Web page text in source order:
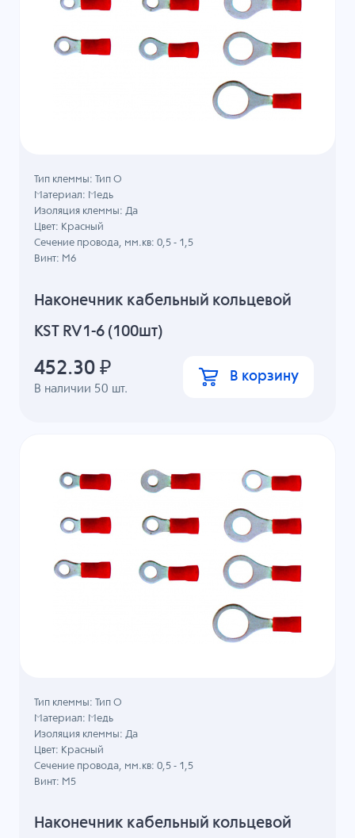
Наконечник кабельный кольцевой
KST RV1-6 (100шт)
В наличии 50 шт.
Тип клеммы: Тип О
Материал: Медь
Изоляция клеммы: Да
Цвет: Красный
Сечение провода, мм.кв: 0,5 - 1,5
Винт: M6
452.30 ₽ В корзину
Наконечник кабельный кольцевой
Тип клеммы: Тип О
Материал: Медь
Изоляция клеммы: Да
Цвет: Красный
Сечение провода, мм.кв: 0,5 - 1,5
Винт: M5